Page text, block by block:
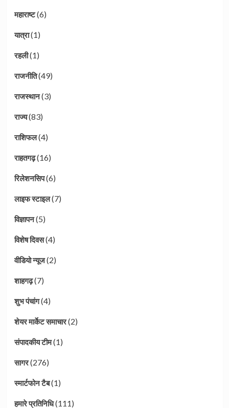
महाराष्ट(6)
यात्रा(1)
रहली(1)
राजनीति(49)
राजस्थान(3)
राज्य(83)
राशिफल(4)
राहतगढ़(16)
रिलेशनसिप(6)
लाइफ स्टाइल(7)
विज्ञापन(5)
विशेष दिवस(4)
वीडियो न्यूज(2)
शाहगढ़(7)
शुभ पंचांग(4)
शेयर मार्केट समाचार(2)
संपादकीय टीम(1)
सागर(276)
स्मार्टफोन टैब(1)
हमारे प्रतिनिधि(111)